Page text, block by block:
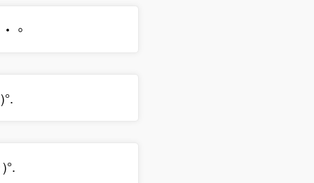
。